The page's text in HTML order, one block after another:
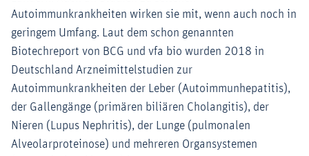
Autoimmunkrankheiten wirken sie mit, wenn auch noch in
geringem Umfang. Laut dem schon genannten
Biotechreport von BCG und vfa bio wurden 2018 in
Deutschland Arzneimittelstudien zur
Autoimmunkrankheiten der Leber (Autoimmunhepatitis),
der Gallengänge (primären biliären Cholangitis), der
Nieren (Lupus Nephritis), der Lunge (pulmonalen
Alveolarproteinose) und mehreren Organsystemen